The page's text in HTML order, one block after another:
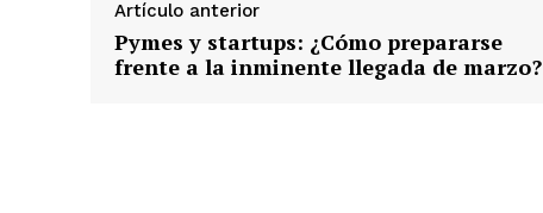
o
.
Artículo anterior
Pymes y startups: ¿Cómo prepararse
frente a la inminente llegada de marzo?